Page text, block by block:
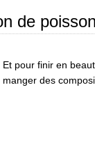
de
Et pour finir en
manger des